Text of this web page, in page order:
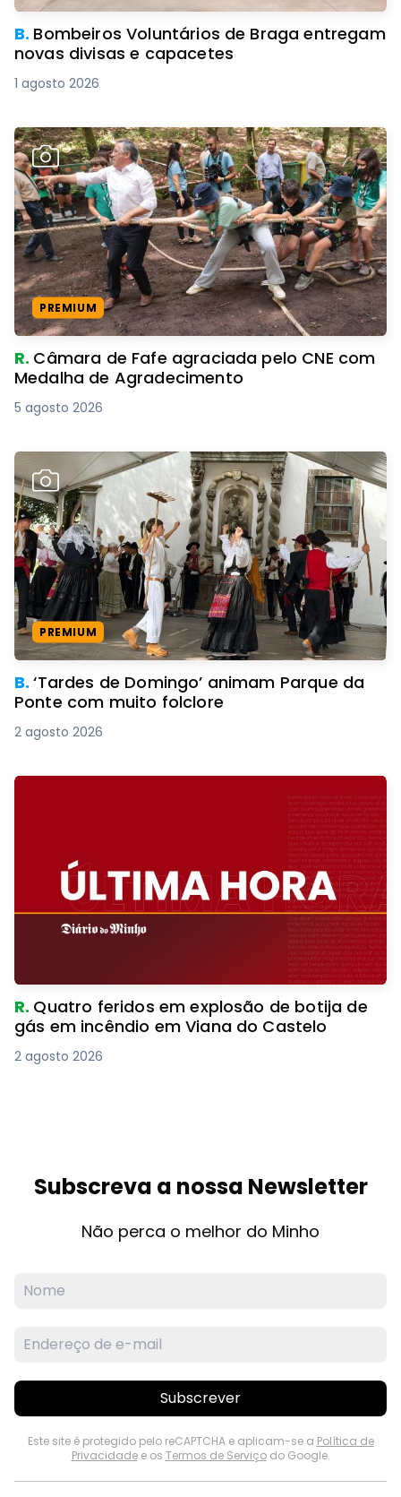
B. Bombeiros Voluntários de Braga entregam
novas divisas e capacetes
1 agosto 2026
PREMIUM
R. Câmara de Fafe agraciada pelo CNE com
Medalha de Agradecimento
5 agosto 2026
PREMIUM
B.‘Tardes de Domingo’ animam Parque da
Ponte com muito folclore
2 agosto 2026
R. Quatro feridos em explosão de botija de
gás em incêndio em Viana do Castelo
2 agosto 2026
Subscreva a nossa Newsletter
Não perca o melhor do Minho
Subscrever
Este site é protegido pelo reCAPTCHA e aplicam-se a Política de
Privacidadee os Termos de Serviçodo Google.